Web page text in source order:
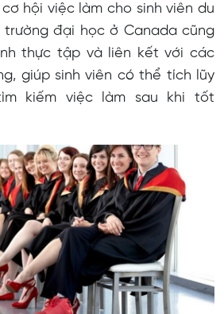
hội việc làm cho sinh viên du
trường đại học ở Canada cũng
thực tập và liên kết với các
giúp sinh viên có thể tích lũy
kiếm việc làm sau khi tốt